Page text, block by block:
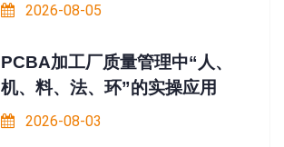
2026-08-05
PCBA加工厂质量管理中“人、
机、料、法、环”的实操应用
2026-08-03